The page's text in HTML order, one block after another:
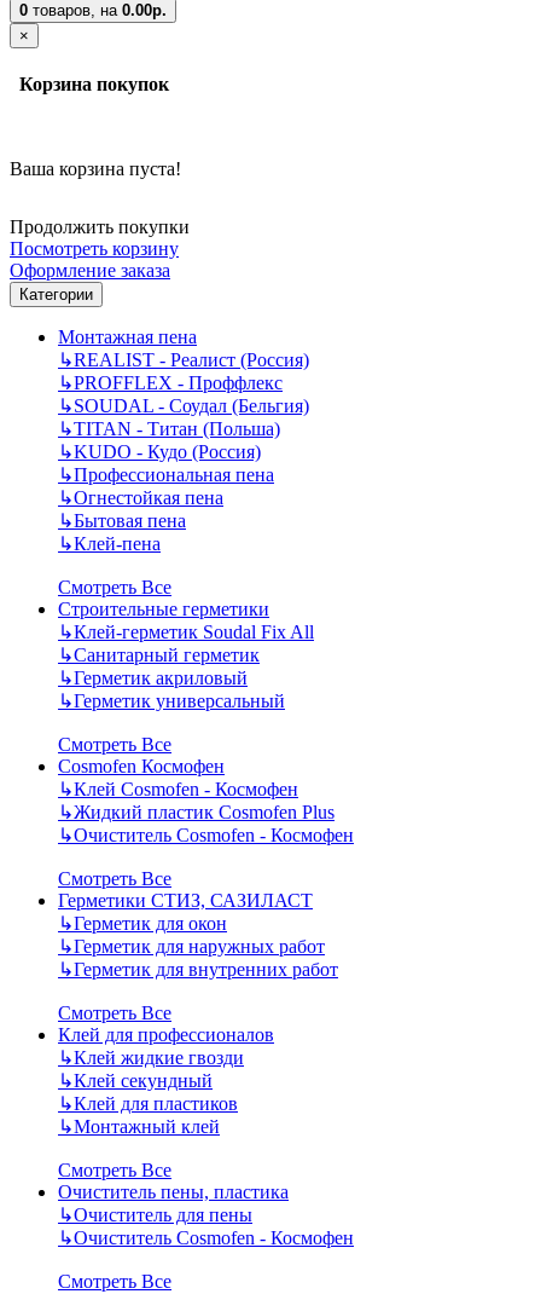
0 товаров, на 0.00р.
×
Корзина покупок
Ваша корзина пуста!
Продолжить покупки
Посмотреть корзину
Оформление заказа
Категории
Монтажная пена
↳REALIST - Реалист (Россия)
↳PROFFLEX - Проффлекс
↳SOUDAL - Соудал (Бельгия)
↳TITAN - Титан (Польша)
↳KUDO - Кудо (Россия)
↳Профессиональная пена
↳Огнестойкая пена
↳Бытовая пена
↳Клей-пена
Смотреть Все
Строительные герметики
↳Клей-герметик Soudal Fix All
↳Санитарный герметик
↳Герметик акриловый
↳Герметик универсальный
Смотреть Все
Cosmofen Космофен
↳Клей Cosmofen - Космофен
↳Жидкий пластик Cosmofen Plus
↳Очиститель Cosmofen - Космофен
Смотреть Все
Герметики СТИЗ, САЗИЛАСТ
↳Герметик для окон
↳Герметик для наружных работ
↳Герметик для внутренних работ
Смотреть Все
Клей для профессионалов
↳Клей жидкие гвозди
↳Клей секундный
↳Клей для пластиков
↳Монтажный клей
Смотреть Все
Очиститель пены, пластика
↳Очиститель для пены
↳Очиститель Cosmofen - Космофен
Смотреть Все